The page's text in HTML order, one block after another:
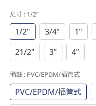
尺寸 : 1/2"
1/2" 3/4" 1"
21/2"
3" 4"
備註 : PVC/EPDM/插管式
PVC/EPDM/插管式